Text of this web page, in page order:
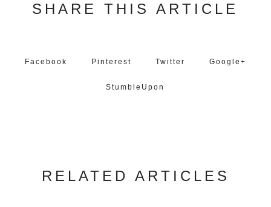
SHARE THIS ARTICLE
Facebook Pinterest Twitter Google+
StumbleUpon
RELATED ARTICLES